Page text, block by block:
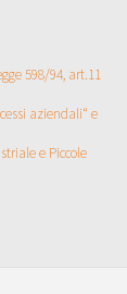
598/94, art.11
aziendali“ e
e Piccole